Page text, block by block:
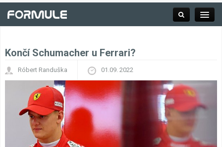
Závodní série
Kalendář F1
Končí Schumacher u Ferrari?
Róbert Randuška 01.09. 2022